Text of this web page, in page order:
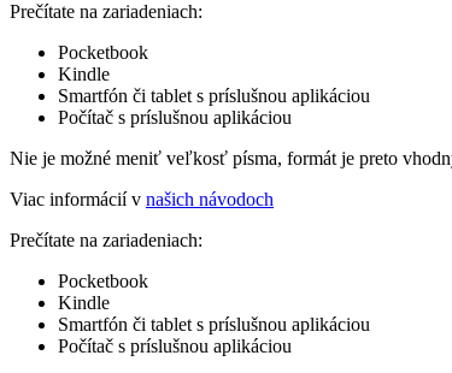
Prečítate na zariadeniach:
Pocketbook
Kindle
Smartfón či tablet s príslušnou aplikáciou
Počítač s príslušnou aplikáciou
Nie je možné meniť veľkosť písma, formát je preto
Viac informácií v našich návodoch
Prečítate na zariadeniach:
Pocketbook
Kindle
Smartfón či tablet s príslušnou aplikáciou
Počítač s príslušnou aplikáciou